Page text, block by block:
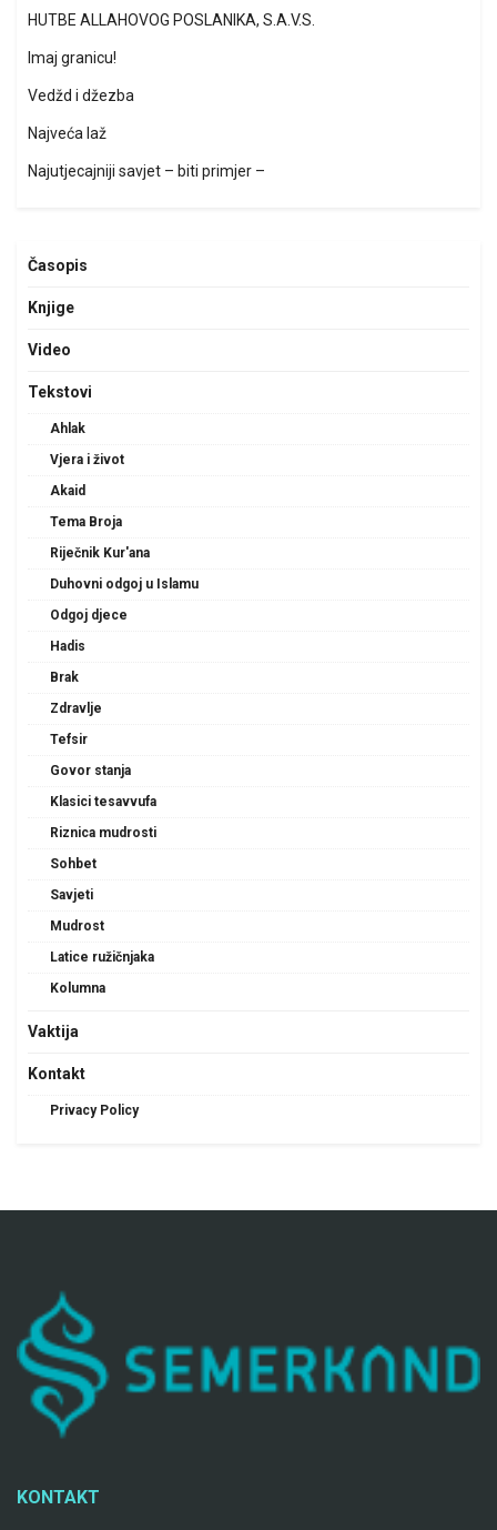
HUTBE ALLAHOVOG POSLANIKA, S.A.V.S.
Imaj granicu!
Vedžd i džezba
Najveća laž
Najutjecajniji savjet – biti primjer –
Časopis
Knjige
Video
Tekstovi
Ahlak
Vjera i život
Akaid
Tema Broja
Riječnik Kur'ana
Duhovni odgoj u Islamu
Odgoj djece
Hadis
Brak
Zdravlje
Tefsir
Govor stanja
Klasici tesavvufa
Riznica mudrosti
Sohbet
Savjeti
Mudrost
Latice ružičnjaka
Kolumna
Vaktija
Kontakt
Privacy Policy
KONTAKT